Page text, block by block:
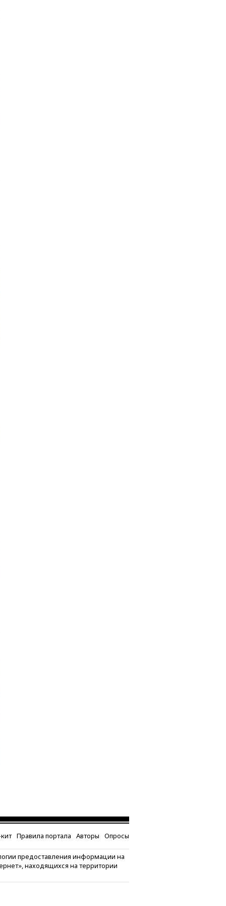
Правила портала Авторы Опросы
предоставления информации на
находящихся на территории